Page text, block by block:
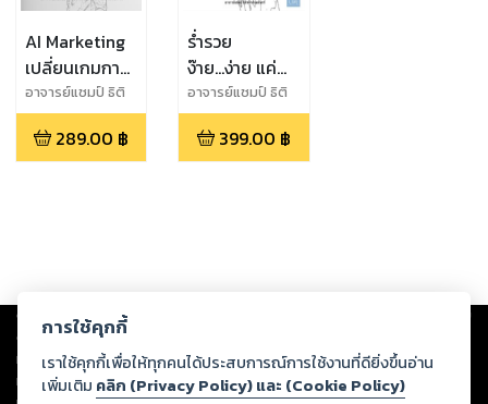
AI Marketing
เปลี่ยนเกมการ
ตลาดของคุณ
ผ่าน บทสนทนา
กับ ChatGPT
อาจารย์แชมป์ ธิติ
พล เทียมจันทร์
289.00 ฿
ร่ำรวย
ง๊าย...ง่าย แค่
เข้าใจ การ
ตลาด
Wealthy
อาจารย์แชมป์ ธิติ
พล เทียมจันทร์
399.00 ฿
Copyright © 2026
ต่อผลงานหรือเนื้อหาใดที่อัปโหลดผ่านเว็บไซต์และปรากฏว่าละเมิดสิทธิใน
ทรัพย์สินทางปัญญาของบุคคลอื่นหรือขัดต่อกฎหมายและศีลธรรม ดังนั้น ผู้อ่าน
ทุกท่านโปรดใช้วิจารณญาณในการกลั่นกรองด้วยตนเอง และหากท่านพบว่าส่วน
การใช้คุกกี้
เราใช้คุกกี้เพื่อให้ทุกคนได้ประสบการณ์การใช้งานที่ดียิ่งขึ้นอ่าน
เพิ่มเติม คลิก (Privacy Policy) และ (Cookie Policy)